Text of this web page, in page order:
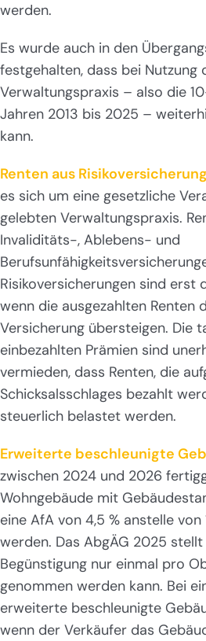
werden.
Es wurde auch in den
festgehalten, dass bei Nutzung
Verwaltungspraxis – also die
Jahren 2013 bis 2025 –
kann.
Renten aus
es sich um eine gesetzliche
gelebten Verwaltungspraxis.
Invaliditäts-, Ablebens- und
Risikoversicherungen sind erst
wenn die ausgezahlten Renten
Versicherung übersteigen. Die
einbezahlten Prämien sind
vermieden, dass Renten, die
Schicksalsschlages bezahlt
steuerlich belastet werden.
Erweiterte beschleunigte
zwischen 2024 und 2026
Wohngebäude mit
eine AfA von 4,5 % anstelle von
werden. Das AbgÄG 2025
Begünstigung nur einmal pro
genommen werden kann. Bei
erweiterte beschleunigte
wenn der Verkäufer das